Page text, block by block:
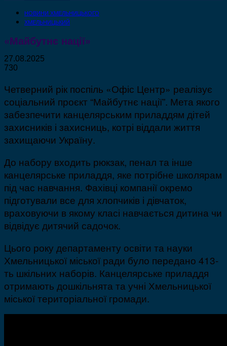
НОВИНИ ХМЕЛЬНИЦЬКОГО
ХМЕЛЬНИЦЬКИЙ
«Майбутнє нації»
27.08.2025
730
Четверний рік поспіль «Офіс Центр» реалізує
соціальний проєкт “Майбутнє нації”. Мета якого
забезпечити канцелярським приладдям дітей
захисників і захисниць, котрі віддали життя
захищаючи Україну.
До набору входить рюкзак, пенал та інше
канцелярське приладдя, яке потрібне школярам
під час навчання. Фахівці компанії окремо
підготували все для хлопчиків і дівчаток,
враховуючи в якому класі навчається дитина чи
відвідує дитячий садочок.
Цього року департаменту освіти та науки
Хмельницької міської ради було передано 413-
ть шкільних наборів. Канцелярське приладдя
отримають дошкільнята та учні Хмельницької
міської територіальної громади.